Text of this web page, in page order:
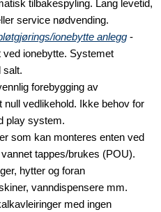
tilbakespyling. Lang levetid,
service nødvending.
ionebytte anlegg -
ionebytte. Systemet
salt.
forebygging av
vedlikehold. Ikke behov for
play system.
som kan monteres enten ved
tappes/brukes (POU).
hytter og foran
vanndispensere mm.
med ingen